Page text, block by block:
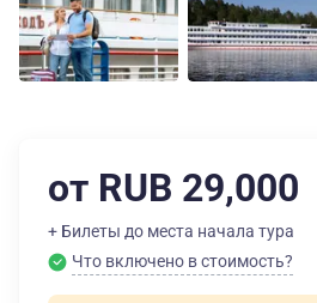
от RUB 29,000
+ Билеты до места начала тура
Что включено в стоимость?